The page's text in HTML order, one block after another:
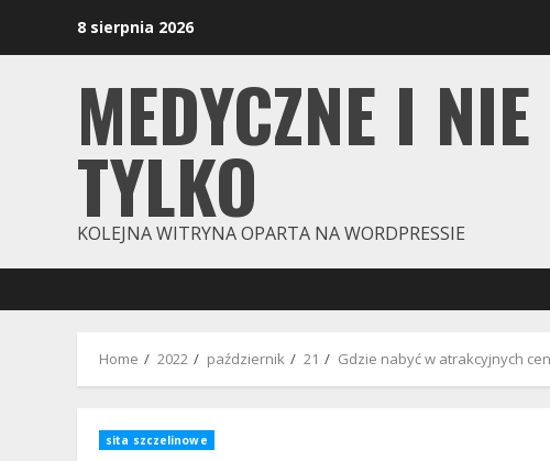
8 sierpnia 2026
MEDYCZNE I NIE
TYLKO
KOLEJNA WITRYNA OPARTA NA WORDPRESSIE
Home 2022 październik 21 Gdzie nabyć w atrakcyjnych
sita szczelinowe